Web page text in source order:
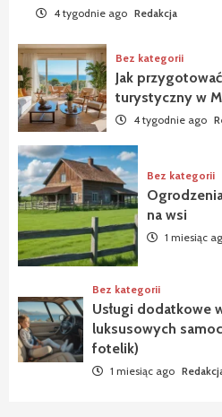
4 tygodnie ago Redakcja
Bez kategorii
Jak
turystyczny w
4 tygodnie ago
Bez kategorii
na wsi
1 miesiąc
Bez kategorii
Usługi dodatkowe
luksusowych
fotelik)
1 miesiąc ago